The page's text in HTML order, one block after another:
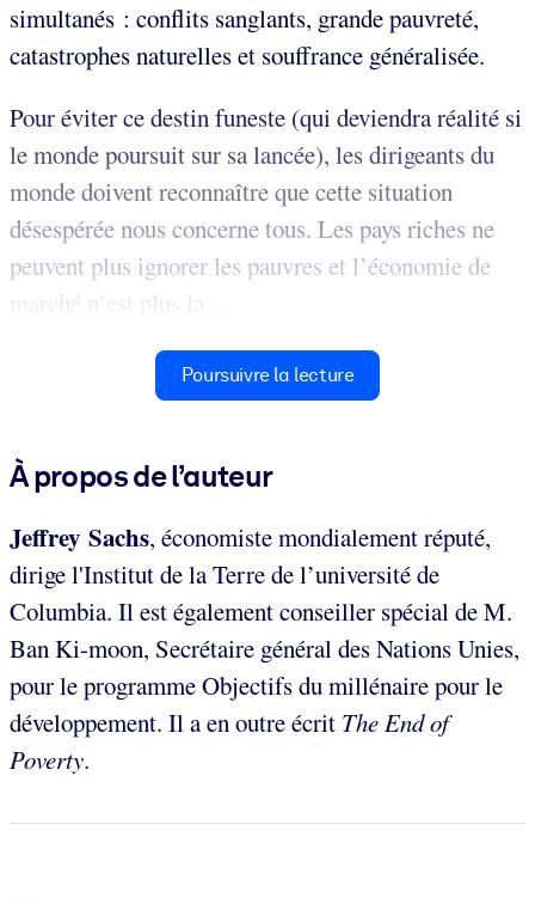
simultanés : conflits sanglants, grande pauvreté,
catastrophes naturelles et souffrance généralisée.
Pour éviter ce destin funeste (qui deviendra réalité si
le monde poursuit sur sa lancée), les dirigeants du
monde doivent reconnaître que cette situation
désespérée nous concerne tous. Les pays riches ne
peuvent plus ignorer les pauvres et l’économie de
marché n’est plus la ...
Poursuivre la lecture
À propos de l’auteur
Jeffrey Sachs, économiste mondialement réputé,
dirige l'Institut de la Terre de l’université de
Columbia. Il est également conseiller spécial de M.
Ban Ki-moon, Secrétaire général des Nations Unies,
pour le programme Objectifs du millénaire pour le
développement. Il a en outre écrit The End of
Poverty.